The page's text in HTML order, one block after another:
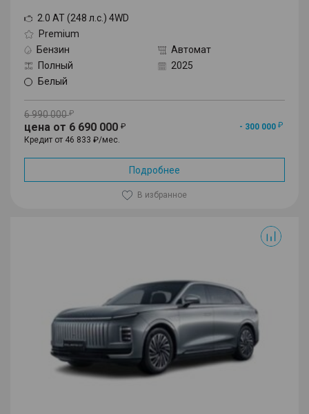
2.0 AT (248 л.с.) 4WD
Premium
Бензин
Автомат
Полный
2025
Белый
6 990 000
цена от 6 690 000
- 300 000
Кредит от 46 833 ₽/мес.
Подробнее
В избранное